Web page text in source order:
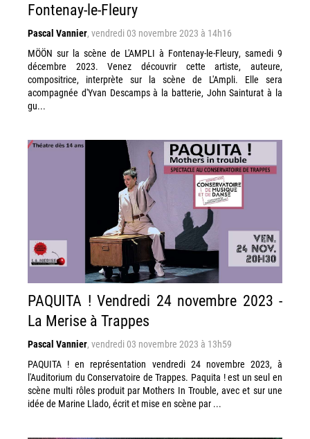
Fontenay-le-Fleury
Pascal Vannier, vendredi 03 novembre 2023 à 14h16
MÖÖN sur la scène de L'AMPLI à Fontenay-le-Fleury, samedi 9
décembre 2023. Venez découvrir cette artiste, auteure,
compositrice, interprète sur la scène de L'Ampli. Elle sera
acompagnée d'Yvan Descamps à la batterie, John Sainturat à la
gu...
PAQUITA ! Vendredi 24 novembre 2023 -
La Merise à Trappes
Pascal Vannier, vendredi 03 novembre 2023 à 13h59
PAQUITA ! en représentation vendredi 24 novembre 2023, à
l'Auditorium du Conservatoire de Trappes. Paquita ! est un seul en
scène multi rôles produit par Mothers In Trouble, avec et sur une
idée de Marine Llado, écrit et mise en scène par ...